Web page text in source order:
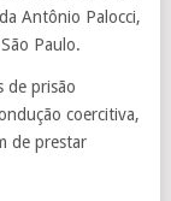
Antônio Palocci,
Paulo.
de prisão
coercitiva,
de prestar